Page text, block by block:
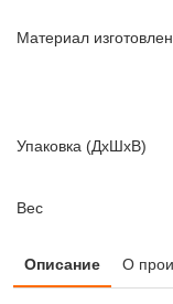
Материал
Упаковка (ДxШxВ)
Вес
Описание О